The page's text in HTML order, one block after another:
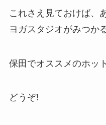
これさえ見ておけば、
ヨガスタジオがみつか
保田でオススメのホッ
どうぞ!